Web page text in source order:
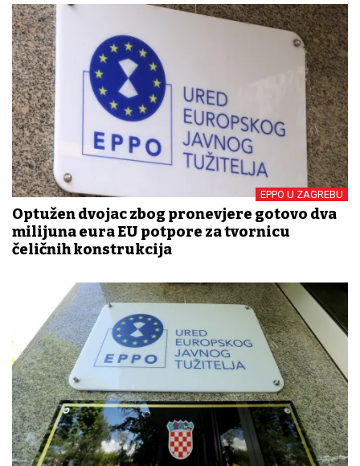
EPPO U ZAGREBU
Optužen dvojac zbog pronevjere gotovo dva
milijuna eura EU potpore za tvornicu
čeličnih konstrukcija